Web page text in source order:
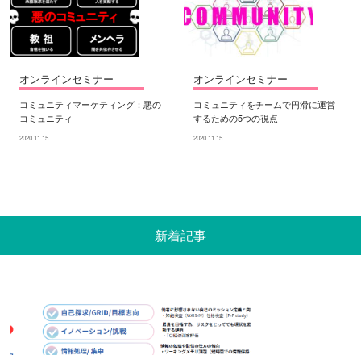
オンラインセミナー
コミュニティマーケティング：悪の
コミュニティ
2020.11.15
オンラインセミナー
コミュニティをチームで円滑に運営
するための5つの視点
2020.11.15
新着記事